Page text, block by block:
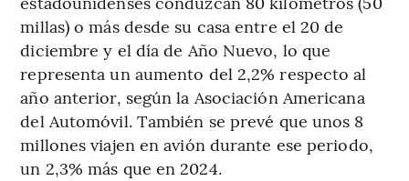
millas) o más desde su casa entre el 20 de
diciembre y el día de Año Nuevo, lo que
representa un aumento del 2,2% respecto al
año anterior, según la Asociación Americana
del Automóvil. También se prevé que unos 8
millones viajen en avión durante ese periodo,
un 2,3% más que en 2024.